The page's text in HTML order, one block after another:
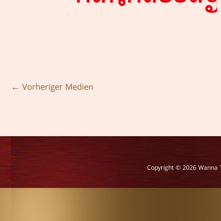
← Vorheriger Medien
Copyright © 2026Wanna